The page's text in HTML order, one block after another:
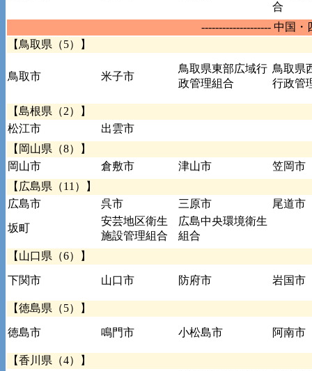
合
-------------------- 中国・
【鳥取県（5）】
鳥取市 米子市
鳥取県東部広域行
政管理組合
鳥取県
行政管
【島根県（2）】
松江市
出雲市
【岡山県（8）】
岡山市
倉敷市 津山市
笠岡市
【広島県（11）】
広島市
呉市 三原市 尾道市
坂町
安芸地区衛生
施設管理組合
広島中央環境衛生
組合
【山口県（6）】
下関市 山口市 防府市 岩国市
【徳島県（5）】
徳島市 鳴門市 小松島市 阿南市
【香川県（4）】